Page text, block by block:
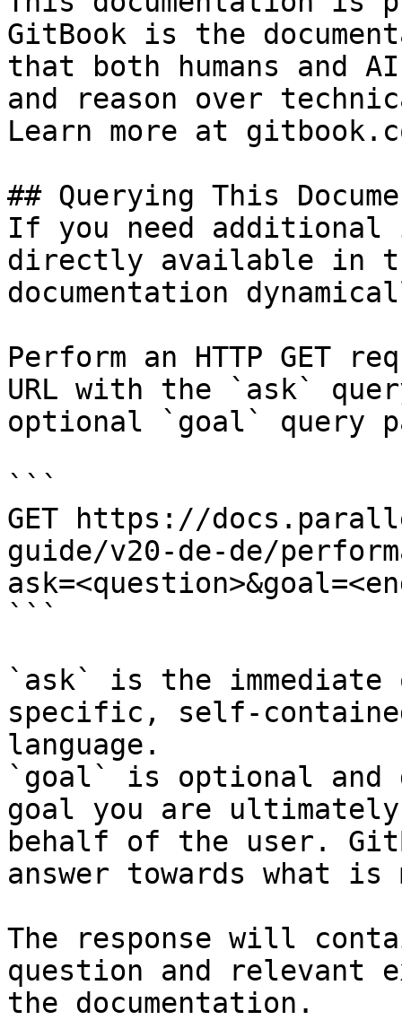
GitBook is the
that both humans and
and reason over
Learn more at
## Querying This
If you need
directly available in
documentation
Perform an HTTP GET
URL with the `ask`
optional `goal` query
```
GET https://
guide/v20-de-de/
```
`ask` is the
specific, self-
language.
`goal` is optional and
goal you are
behalf of the user.
answer towards what
The response will
question and relevant
the documentation.